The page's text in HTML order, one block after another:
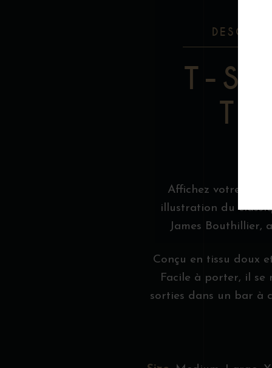
T-
Affichez votre
illustration du
James Bouthillier,
Conçu en tissu doux
Facile à porter, il se
sorties dans un bar à